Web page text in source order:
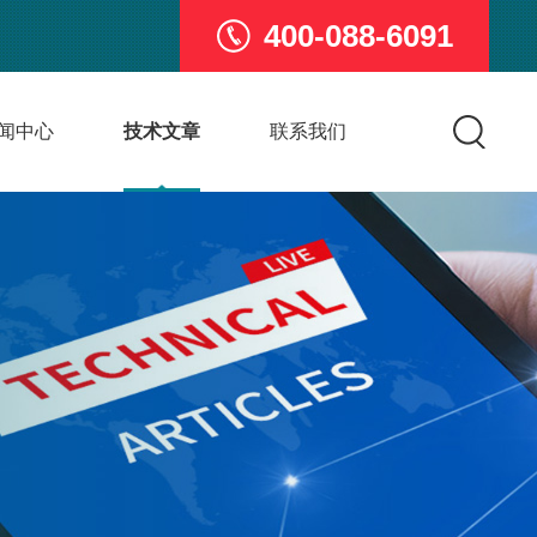
400-088-6091
中心 技术文章 联系我们